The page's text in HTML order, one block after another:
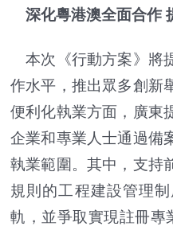
深化粵港澳全面合作
本次《行動方案》將
作水平，推出眾多創新
便利化執業方面，廣東
企業和專業人士通過備
執業範圍。其中，支持
規則的工程建設管理
軌，並爭取實現註冊專